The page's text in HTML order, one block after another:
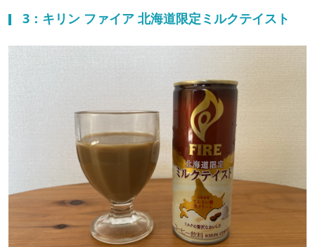
3：キリン ファイア 北海道限定ミルクテイスト